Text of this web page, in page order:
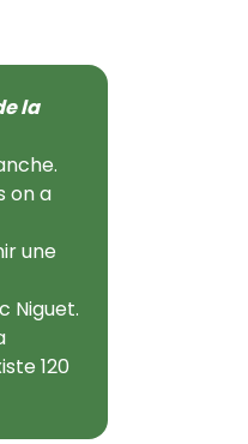
la
on a
une
Niguet.
120